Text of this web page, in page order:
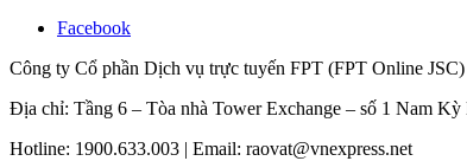
Facebook
Công ty Cổ phần Dịch vụ trực tuyến FPT (FPT Online JSC)
Địa chỉ: Tầng 6 – Tòa nhà Tower Exchange – số 1 Nam
Hotline: 1900.633.003 | Email: raovat@vnexpress.net